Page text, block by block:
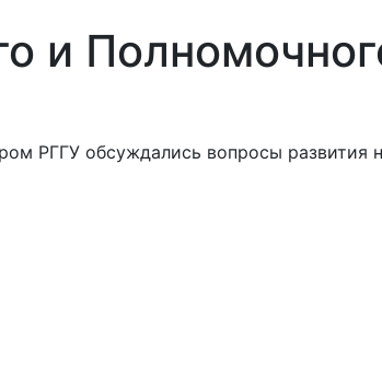
и
РГГУ обсуждались вопросы развития